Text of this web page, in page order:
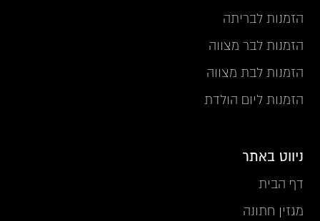
הזמנות לבריתה
הזמנות לבר מצווה
הזמנות לבת מצווה
הזמנות ליום הולדת
ניווט באתר
דף הבית
מגזין חתונה